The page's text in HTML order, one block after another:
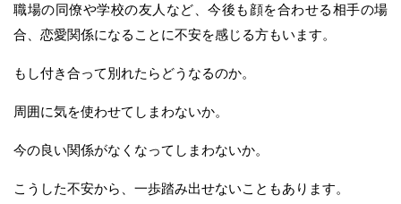
職場の同僚や学校の友人など、今後も顔を合わせる相手の場
合、恋愛関係になることに不安を感じる方もいます。
もし付き合って別れたらどうなるのか。
周囲に気を使わせてしまわないか。
今の良い関係がなくなってしまわないか。
こうした不安から、一歩踏み出せないこともあります。